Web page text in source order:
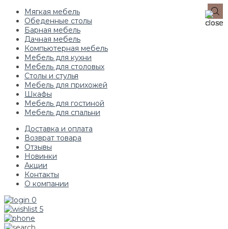
Мягкая мебель
Обеденные столы
Барная мебель
Дачная мебель
Компьютерная мебель
Мебель для кухни
Мебель для столовых
Столы и стулья
Мебель для прихожей
Шкафы
Мебель для гостиной
Мебель для спальни
Доставка и оплата
Возврат товара
Отзывы
Новинки
Акции
Контакты
О компании
0
5